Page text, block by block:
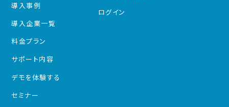
導入事例
導入企業一覧
料金プラン
サポート内容
デモを体験する
セミナー
ログイン